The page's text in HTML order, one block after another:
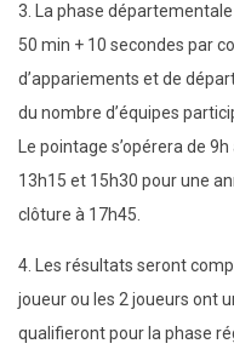
3. La phase
50 min + 10 secondes par
d’appariements et de
du nombre d’équipes
Le pointage s’opérera de
13h15 et 15h30 pour une
clôture à 17h45.
4. Les résultats seront
joueur ou les 2 joueurs ont
qualifieront pour la phase